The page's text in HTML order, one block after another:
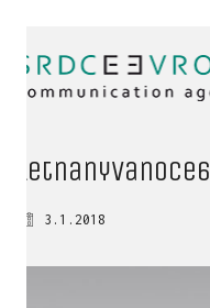
letnanyVanoce6
3.1.2018